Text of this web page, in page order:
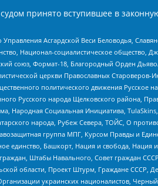
принято вступившее в
Асгардской Веси Беловодья,
Национал-социалистическое общество,
союз, Формат-18, Благородный Орден
церкви Православных
политического движения Русское
Русского народа Щелковского района,
Народная Социальная Инициатива,
народа, Рубеж Севера, ТОЙС, О
группа МПГ, Курсом Правды и
единство, Башкорт, Нация и свобода,
Штабы Навального, Совет граждан СССР
области, Проект Штурм, Граждане СССР,
украинских националистов,